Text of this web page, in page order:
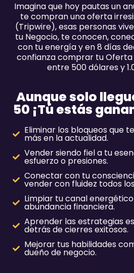
Imagina que hoy pautas un
te compran una oferta
(Tripwire), esas personas
tu Negocio, te conocen,
con tu energía yen 8 días
confianza comprar tu Oferta
entre 500 dólares y
Aunque solo
50 ¡Tú estás
Eliminar los bloqueos que
más en la actualidad.
Vender siendo fiel a tu
esfuerzo o presiones.
Conectar con tu
vender con fluidez todos
Limpiar tu canal
abundancia financiera.
Aprender las estrategias
detrás de cierres exitosos.
Mejorar tus habilidades
dueño de negocio.